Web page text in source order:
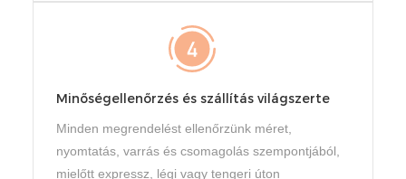
Minőségellenőrzés és szállítás világszerte
Minden megrendelést ellenőrzünk méret,
nyomtatás, varrás és csomagolás szempontjából,
mielőtt expressz, légi vagy tengeri úton